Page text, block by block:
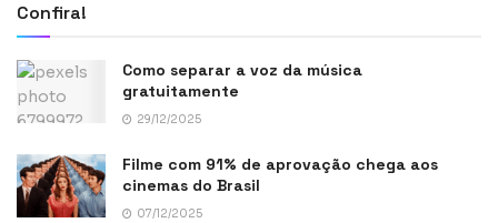
Confira!
Como separar a voz da música
gratuitamente
29/12/2025
Filme com 91% de aprovação chega aos
cinemas do Brasil
07/12/2025